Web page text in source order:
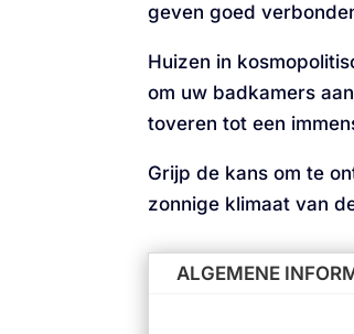
geven goed
Huizen in
om uw badkamers
toveren tot een
Grijp de kans om te
zonnige klimaat van
ALGEMENE